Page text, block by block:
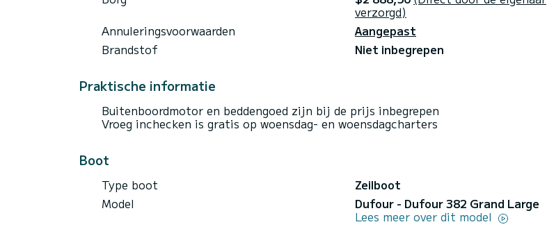
verzorgd)
Annuleringsvoorwaarden
Aangepast
Brandstof
Niet inbegrepen
Praktische informatie
Buitenboordmotor en beddengoed zijn bij de prijs inbegrepen
Vroeg inchecken is gratis op woensdag- en woensdagcharters
Boot
Type boot
Zeilboot
Model
Dufour - Dufour 382 Grand Large
Lees meer over dit model